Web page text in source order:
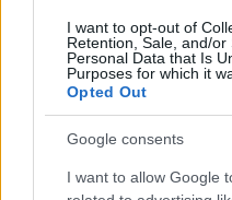
I want to opt-out of
Retention, Sale, and/or
Personal Data that Is
Purposes for which it
Opted Out
Google consents
I want to allow Google
Προηγούμενο άρθρο